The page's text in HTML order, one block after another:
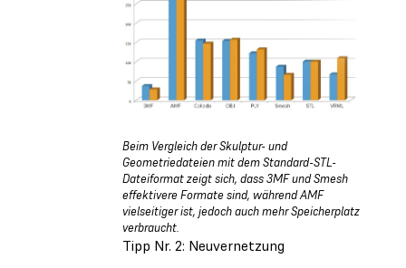
Beim Vergleich der Skulptur- und
Geometriedateien mit dem Standard-STL-
Dateiformat zeigt sich, dass 3MF und Smesh
effektivere Formate sind, während AMF
vielseitiger ist, jedoch auch mehr Speicherplatz
verbraucht.
Tipp Nr. 2: Neuvernetzung